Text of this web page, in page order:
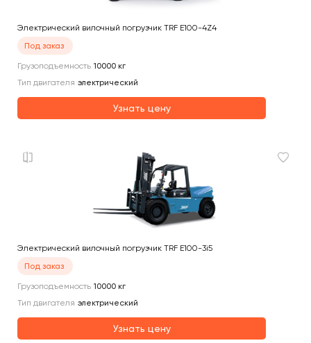
Электрический вилочный погрузчик TRF E100-4Z4
Под заказ
Грузоподъемность 10000 кг
Тип двигателя электрический
Узнать цену
Электрический вилочный погрузчик TRF E100-3i5
Под заказ
Грузоподъемность 10000 кг
Тип двигателя электрический
Узнать цену